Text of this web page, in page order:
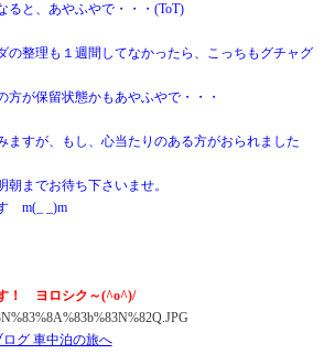
と、あやふやで・・・(ToT)
整理も１週間してなかったら、こっちもグチャグ
が保留状態かもあやふやで・・・
すが、もし、心当たりのある方がおられました
までお待ち下さいませ。
m(_ _)m
！ ヨロシク～(^o^)/